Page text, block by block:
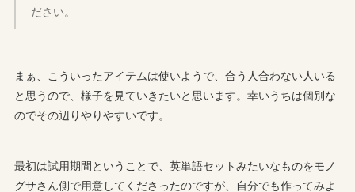
ださい。
まぁ、こういったアイテムは使いようで、合う人合わない人いる
と思うので、様子を見ていきたいと思います。幸いうちは個別な
のでその辺りやりやすいです。
最初は試用期間ということで、英単語セットみたいなものをモノ
グサさん側で用意してくださったのですが、自分でも作ってみよ